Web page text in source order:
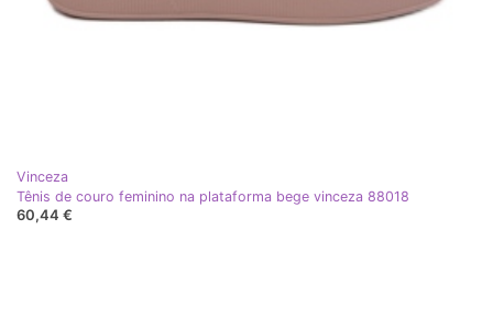
Vinceza
Tênis de couro feminino na plataforma bege vinceza 88018
60,44 €